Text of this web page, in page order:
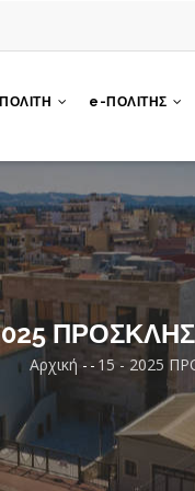
e-ΠΟΛΙΤΗΣ
Αρχική - - 15 - 2025